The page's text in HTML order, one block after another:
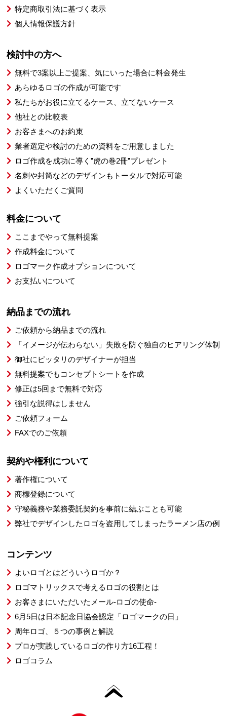
特定商取引法に基づく表示
個人情報保護方針
検討中の方へ
無料で3案以上ご提案、気にいった場合に料金発生
あらゆるロゴの作成が可能です
私たちがお役に立てるケース、立てないケース
他社との比較表
お客さまへのお約束
業者選定や検討のための資料をご用意しました
ロゴ作成を成功に導く”虎の巻2冊”プレゼント
名刺や封筒などのデザインもトータルで対応可能
よくいただくご質問
料金について
ここまでやって無料提案
作成料金について
ロゴマーク作成オプションについて
お支払いについて
納品までの流れ
ご依頼から納品までの流れ
「イメージが伝わらない」失敗を防ぐ独自のヒアリング体制
御社にピッタリのデザイナーが担当
無料提案でもコンセプトシートを作成
修正は5回まで無料で対応
強引な説得はしません
ご依頼フォーム
FAXでのご依頼
契約や権利について
著作権について
商標登録について
守秘義務や業務委託契約を事前に結ぶことも可能
弊社でデザインしたロゴを盗用してしまったラーメン店の例
コンテンツ
よいロゴとはどういうロゴか？
ロゴマトリックスで考えるロゴの役割とは
お客さまにいただいたメール-ロゴの使命-
6月5日は日本記念日協会認定「ロゴマークの日」
周年ロゴ、５つの事例と解説
プロが実践しているロゴの作り方16工程！
ロゴコラム